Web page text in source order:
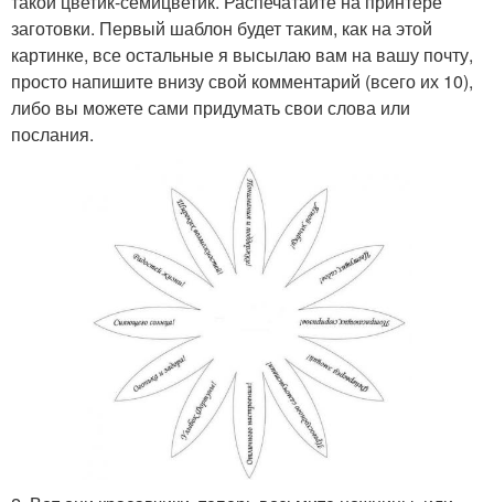
заготовки. Первый шаблон будет таким, как на этой
картинке, все остальные я высылаю вам на вашу почту,
просто напишите внизу свой комментарий (всего их 10),
либо вы можете сами придумать свои слова или
послания.